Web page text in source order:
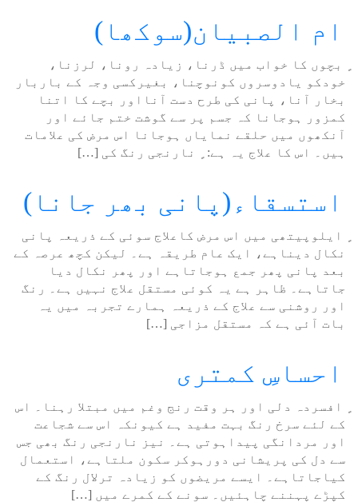
ام الصبیان(سوکھا)
ٍ بچوں کا خواب میں ڈرنا، زیادہ رونا، لرزنا،
خودکو یادوسروں کونوچنا، بغیرکسی وجہ کے باربار
بخار آنا، پانی کی طرح دست آنااور بچے کا اتنا
کمزور ہوجانا کہ جسم پر سے گوشت ختم جائے اور
آنکھوں میں حلقے نمایاں ہوجانا اس مرض کی علامات
ہیں۔ اس کا علاج یہ ہے: ٍ نارنجی رنگ کی […]
استسقاء(پانی بھر جانا)
ٍ ایلوپیتھی میں اس مرض کاعلاج سوئی کے ذریعہ پانی
نکال دیناہے، ایک عام طریقہ ہے۔ لیکن کچھ عرصہ کے
بعد پانی پھر جمع ہوجاتاہے اور پھر نکال دیا
جاتاہے۔ ظاہر ہے یہ کوئی مستقل علاج نہیں ہے۔ رنگ
اور روشنی سے علاج کے ذریعہ ہمارے تجربہ میں یہ
بات آئی ہے کہ مستقل مزاجی […]
احساسِ کمتری
ٍ افسردہ دلی اور ہر وقت رنج وغم میں مبتلا رہنا۔ اس
کے لئے سرخ رنگ بہت مفید ہے کیونکہ اس سے شجاعت
اور مردانگی پیداہوتی ہے۔ نیز نارنجی رنگ بھی جس
سے دل کی پریشانی دورہوکر سکون ملتاہے، استعمال
کیاجاتاہے۔ ایسے مریضوں کو زیادہ ترلال رنگ کے
کپڑے پہننے چاہئیں۔ سونے کے کمرے میں […]